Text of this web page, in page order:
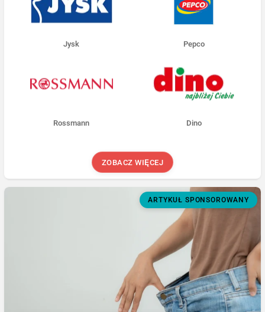
Jysk Pepco
Rossmann Dino
ZOBACZ WIĘCEJ
ARTYKUŁ SPONSOROWANY